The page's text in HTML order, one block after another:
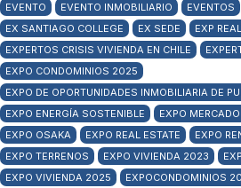
EVENTO
EVENTO INMOBILIARIO EVENTOS
EX SANTIAGO COLLEGE
EX SEDE EXP
EXPERTOS CRISIS VIVIENDA EN CHILE
EXPO CONDOMINIOS 2025
EXPO DE OPORTUNIDADES INMOBILIARIA DE
EXPO ENERGÍA SOSTENIBLE
EXPO
EXPO OSAKA
EXPO REAL ESTATE
EXPO
EXPO TERRENOS
EXPO VIVIENDA 2023
EXPO VIVIENDA 2025
EXPOCONDOMINIOS